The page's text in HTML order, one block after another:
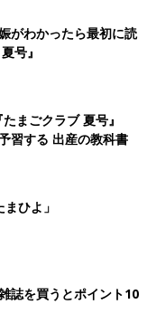
がわかったら最初に読
号』
まごクラブ 夏号』
習する 出産の教科書
ひよ」
誌を買うとポイント10